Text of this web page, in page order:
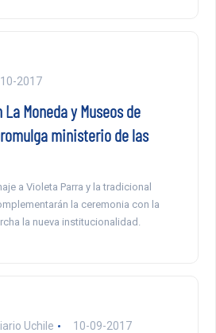
2017
Moneda y Museos de
ministerio de las
a Violeta Parra y la tradicional
la ceremonia con la
la nueva institucionalidad.
Uchile 10-09-2017